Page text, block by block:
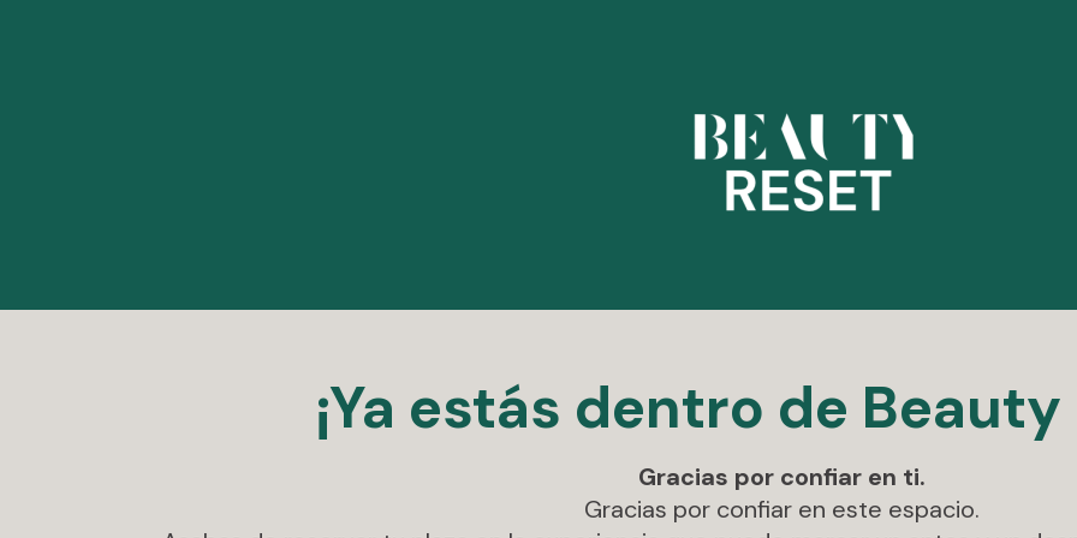
¡Ya estás dentro de Beauty
Gracias por confiar en ti.
Gracias por confiar en este espacio.